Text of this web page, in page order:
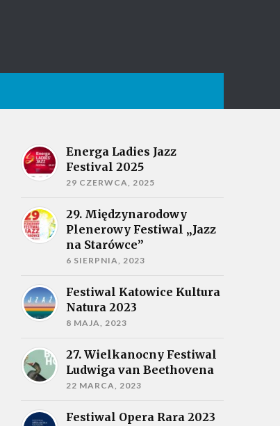
Energa Ladies Jazz
Festival 2025
29 CZERWCA, 2025
29. Międzynarodowy
Plenerowy Festiwal „Jazz
na Starówce”
6 SIERPNIA, 2023
Festiwal Katowice Kultura
Natura 2023
8 MAJA, 2023
27. Wielkanocny Festiwal
Ludwiga van Beethovena
22 MARCA, 2023
Festiwal Opera Rara 2023